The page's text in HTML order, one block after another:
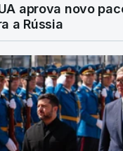
aprova novo
a Rússia